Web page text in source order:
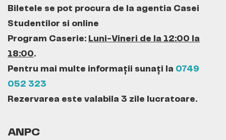
Biletele se pot procura de la agentia Casei
Studentilor si online
Program Caserie: Luni-Vineri de la 12:00 la
18:00.
Pentru mai multe informații sunați la 0749
052 323
Rezervarea este valabila 3 zile lucratoare.
ANPC